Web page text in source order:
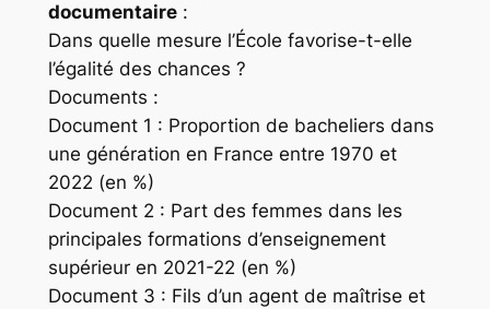
documentaire:
Dans quelle mesure l’École favorise-t-elle
l’égalité des chances ?
Documents :
Document 1 : Proportion de bacheliers dans
une génération en France entre 1970 et
2022 (en %)
Document 2 : Part des femmes dans les
principales formations d’enseignement
supérieur en 2021-22 (en %)
Document 3 : Fils d’un agent de maîtrise et